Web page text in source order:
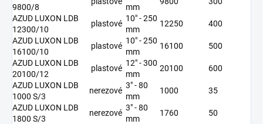
9800/8
mm
AZUD LUXON LDB
12300/10
plastové
10" - 250
mm
12250
400
AZUD LUXON LDB
16100/10
plastové
10" - 250
mm
16100
500
AZUD LUXON LDB
20100/12
plastové
12" - 300
mm
20100
600
AZUD LUXON LDB
1000 S/3
nerezové
3" - 80
mm
1000
35
AZUD LUXON LDB
1800 S/3
nerezové
3" - 80
mm
1760
50